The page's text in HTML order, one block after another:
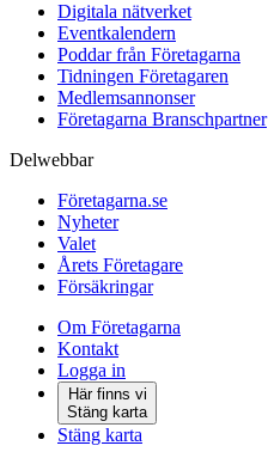
Digitala nätverket
Eventkalendern
Poddar från Företagarna
Tidningen Företagaren
Medlemsannonser
Företagarna Branschpartner
Delwebbar
Företagarna.se
Nyheter
Valet
Årets Företagare
Försäkringar
Om Företagarna
Kontakt
Logga in
Här finns vi
Stäng karta
Stäng karta